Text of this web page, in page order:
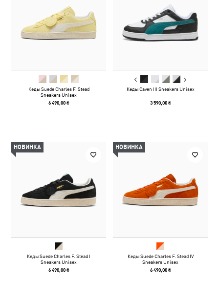
Кеды Suede Charles F. Stead
Sneakers Unisex
6 490,00 ₴
Кеды Caven III Sneakers Unisex
3 590,00 ₴
НОВИНКА
Кеды Suede Charles F. Stead I
Sneakers Unisex
6 490,00 ₴
НОВИНКА
Кеды Suede Charles F. Stead IV
Sneakers Unisex
6 490,00 ₴